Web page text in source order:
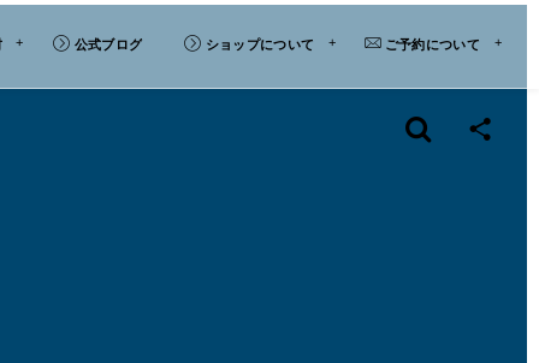
公式ブログ ショップについて ご予約について